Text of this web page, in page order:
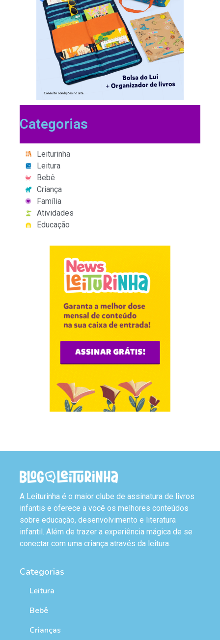
Categorias
Leiturinha
Leitura
Bebê
Criança
Família
Atividades
Educação
A Leiturinha é o maior clube de assinatura de livros
infantis e oferece a você os melhores conteúdos
sobre educação, desenvolvimento e literatura
infantil. Além de trazer a experiência mágica de se
conectar com uma criança através da leitura.
Categorias
Leitura
Bebê
Crianças